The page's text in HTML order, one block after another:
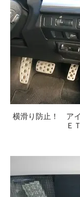
横滑り防止！ ア
Ｅ